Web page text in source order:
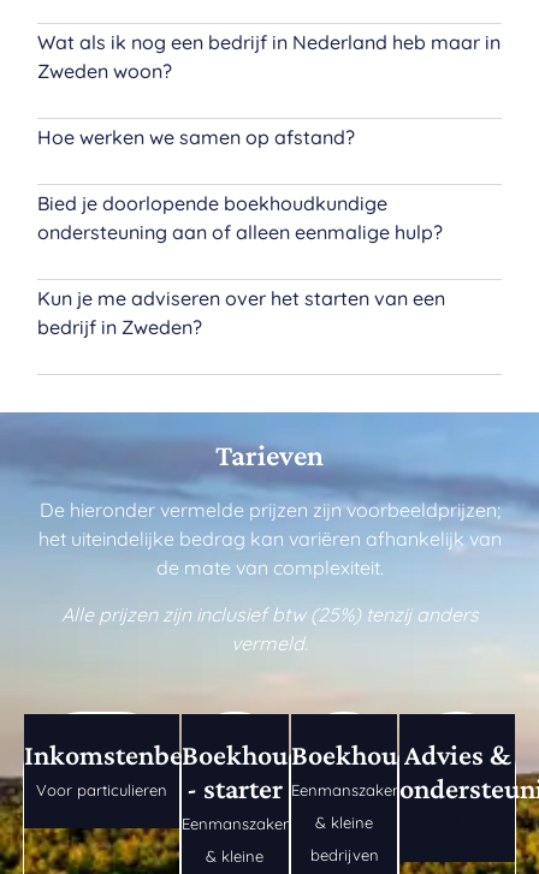
Wat als ik nog een bedrijf in Nederland heb maar in
Zweden woon?
Hoe werken we samen op afstand?
Bied je doorlopende boekhoudkundige
ondersteuning aan of alleen eenmalige hulp?
Kun je me adviseren over het starten van een
bedrijf in Zweden?
Tarieven
De hieronder vermelde prijzen zijn voorbeeldprijzen;
het uiteindelijke bedrag kan variëren afhankelijk van
de mate van complexiteit.
Alle prijzen zijn inclusief btw (25%) tenzij anders
vermeld.
Inkomstenbelasting
Voor particulieren
Boekhouding
- starter
Eenmanszaken
& kleine
Boekhouding
Eenmanszaken
& kleine
bedrijven
Advies &